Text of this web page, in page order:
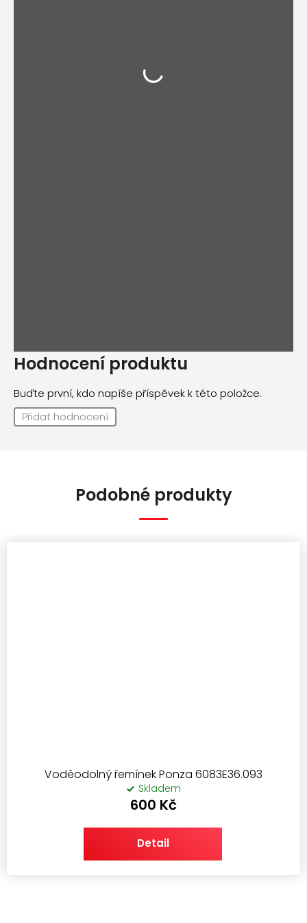
Hodnocení produktu
Buďte první, kdo napíše příspěvek k této položce.
Přidat hodnocení
Podobné produkty
Voděodolný řemínek Ponza 6083E36.093
Skladem
600 Kč
Detail